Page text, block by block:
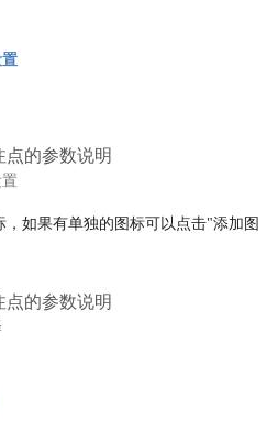
如果有单独的图标可以点击"添加图